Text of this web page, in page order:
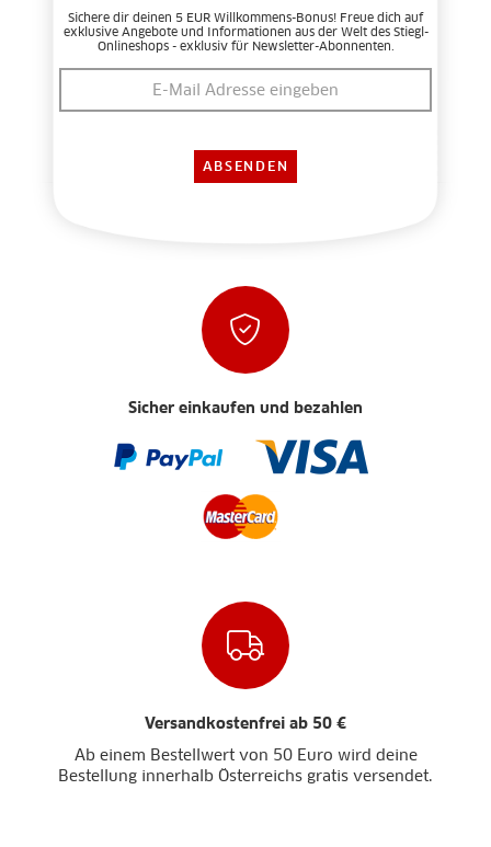
Sichere dir deinen 5 EUR Willkommens-Bonus! Freue dich auf
exklusive Angebote und Informationen aus der Welt des Stiegl-
Onlineshops - exklusiv für Newsletter-Abonnenten.
Sicher einkaufen und bezahlen
Versandkostenfrei ab 50 €
Ab einem Bestellwert von 50 Euro wird deine
Bestellung innerhalb Österreichs gratis versendet.